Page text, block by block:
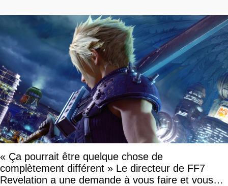
« Ça pourrait être quelque chose de
complètement différent » Le directeur de FF7
Revelation a une demande à vous faire et vous